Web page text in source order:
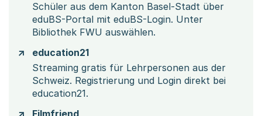
Schüler aus dem Kanton Basel-Stadt über
eduBS-Portal mit eduBS-Login. Unter
Bibliothek FWU auswählen.
education21
Streaming gratis für Lehrpersonen aus der
Schweiz. Registrierung und Login direkt bei
education21.
Filmfriend